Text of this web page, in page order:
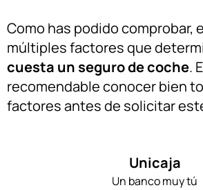
Como has podido comprobar,
múltiples factores que
cuesta un seguro de coche.
recomendable conocer bien
factores antes de solicitar
Unicaja
Un banco muy tú